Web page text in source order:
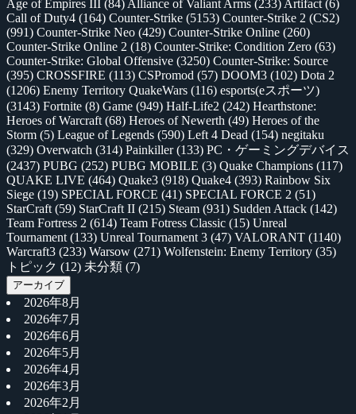
Age of Empires III (84) Alliance of Valiant Arms (233) Artifact (6)
Call of Duty4 (164) Counter-Strike (5153) Counter-Strike 2 (CS2)
(991) Counter-Strike Neo (429) Counter-Strike Online (260)
Counter-Strike Online 2 (18) Counter-Strike: Condition Zero (63)
Counter-Strike: Global Offensive (3250) Counter-Strike: Source
(395) CROSSFIRE (113) CSPromod (57) DOOM3 (102) Dota 2
(1206) Enemy Territory QuakeWars (116) esports(eスポーツ)
(3143) Fortnite (8) Game (949) Half-Life2 (242) Hearthstone:
Heroes of Warcraft (68) Heroes of Newerth (49) Heroes of the
Storm (5) League of Legends (590) Left 4 Dead (154) negitaku
(329) Overwatch (314) Painkiller(133) PC・ゲーミングデバイス
(2437) PUBG (252) PUBG MOBILE (3) Quake Champions (117)
QUAKE LIVE (464) Quake3 (918) Quake4 (393) Rainbow Six
Siege (19) SPECIAL FORCE (41) SPECIAL FORCE 2 (51)
StarCraft (59) StarCraft II (215) Steam (931) Sudden Attack (142)
Team Fortress 2 (614) Team Fotress Classic (15) Unreal
Tournament (133) Unreal Tournament 3 (47) VALORANT (1140)
Warcraft3 (233) Warsow (271) Wolfenstein: Enemy Territory (35)
トピック (12) 未分類 (7)
アーカイブ
2026年8月
2026年7月
2026年6月
2026年5月
2026年4月
2026年3月
2026年2月